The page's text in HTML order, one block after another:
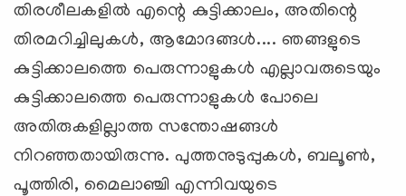
തിരശീലകളില്‍ എന്റെ കുട്ടിക്കാലം, അതിന്റെ
തിരമറിച്ചിലുകള്‍, ആമോദങ്ങള്‍.... ഞങ്ങളുടെ
കുട്ടിക്കാലത്തെ പെരുന്നാളുകള്‍ എല്ലാവരുടെയും
കുട്ടിക്കാലത്തെ പെരുന്നാളുകള്‍ പോലെ
അതിരുകളില്ലാത്ത സന്തോഷങ്ങള്‍
നിറഞ്ഞതായിരുന്നു. പുത്തനുടുപ്പുകള്‍, ബലൂണ്‍,
പൂത്തിരി, മൈലാഞ്ചി എന്നിവയുടെ